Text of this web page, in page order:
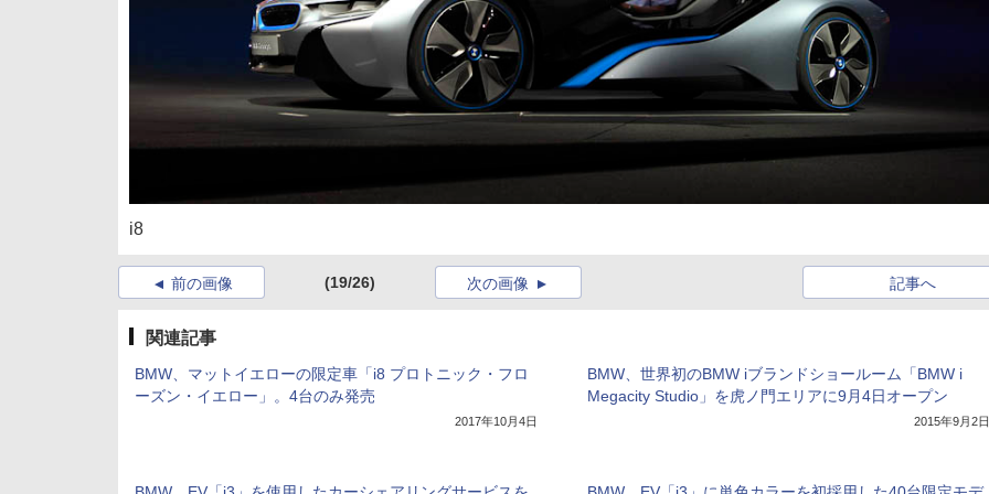
i8
前の画像 (19/26) 記事へ
次の画像
関連記事
BMW、マットイエローの限定車「i8 プロトニック・フロ
ーズン・イエロー」。4台のみ発売
2017年10月4日
BMW、世界初のBMW iブランドショールーム「BMW i
Megacity Studio」を虎ノ門エリアに9月4日オープン
2015年9月2日